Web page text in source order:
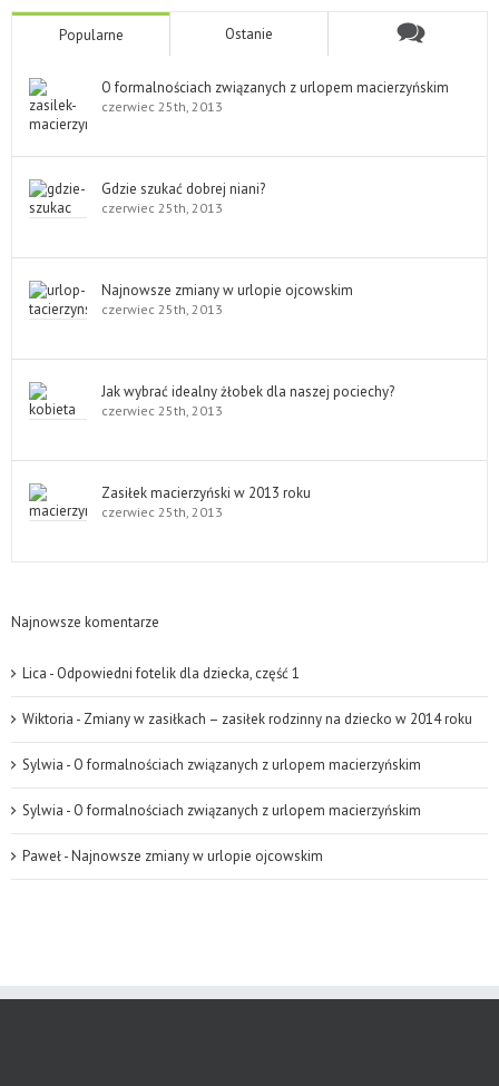
Popularne Ostanie
O formalnościach związanych z urlopem macierzyńskim
czerwiec 25th, 2013
Gdzie szukać dobrej niani?
czerwiec 25th, 2013
Najnowsze zmiany w urlopie ojcowskim
czerwiec 25th, 2013
Jak wybrać idealny żłobek dla naszej pociechy?
czerwiec 25th, 2013
Zasiłek macierzyński w 2013 roku
czerwiec 25th, 2013
Najnowsze komentarze
Lica - Odpowiedni fotelik dla dziecka, część 1
Wiktoria - Zmiany w zasiłkach – zasiłek rodzinny na dziecko w 2014 roku
Sylwia - O formalnościach związanych z urlopem macierzyńskim
Sylwia - O formalnościach związanych z urlopem macierzyńskim
Paweł-Najnowsze zmiany w urlopie ojcowskim